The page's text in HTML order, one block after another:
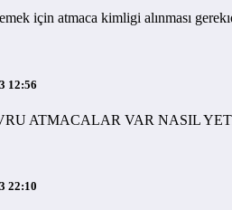
için atmaca kimligi alınması
12:56
ATMACALAR VAR NASIL
22:10